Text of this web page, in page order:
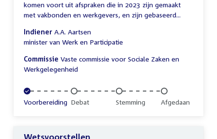
komen voort uit afspraken die in 2023 zijn gemaakt
met vakbonden en werkgevers, en zijn gebaseerd...
Indiener A.A. Aartsen
minister van Werk en Participatie
Commissie Vaste commissie voor Sociale Zaken en
Werkgelegenheid
Voltooid:
Voorbereiding Onvoltooid:
Debat Onvoltooid:
Stemming Onvoltooid:
Afgedaan
Wetsvoorstellen